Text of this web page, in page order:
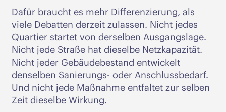
Dafür braucht es mehr Differenzierung, als
viele Debatten derzeit zulassen. Nicht jedes
Quartier startet von derselben Ausgangslage.
Nicht jede Straße hat dieselbe Netzkapazität.
Nicht jeder Gebäudebestand entwickelt
denselben Sanierungs- oder Anschlussbedarf.
Und nicht jede Maßnahme entfaltet zur selben
Zeit dieselbe Wirkung.